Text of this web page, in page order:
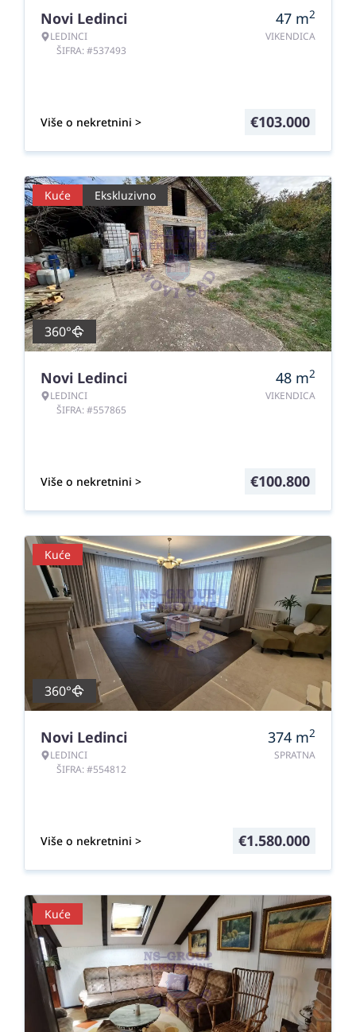
Novi Ledinci
LEDINCI
ŠIFRA: #537493
47 m2
VIKENDICA
Više o nekretnini > €103.000
Kuće Ekskluzivno
360°
Novi Ledinci
LEDINCI
ŠIFRA: #557865
48 m2
VIKENDICA
Više o nekretnini > €100.800
Kuće
360°
Novi Ledinci
LEDINCI
ŠIFRA: #554812
374 m2
SPRATNA
Više o nekretnini > €1.580.000
Kuće